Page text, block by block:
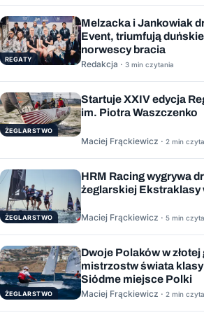
REGATY
Melzacka i Jankowiak
Event, triumfują
norwescy bracia
Redakcja · 3 min czytania
ŻEGLARSTWO
Startuje XXIV edycja
im. Piotra Waszczenko
Maciej Frąckiewicz · 2 min
ŻEGLARSTWO
HRM Racing wygrywa
żeglarskiej Ekstraklasy
Maciej Frąckiewicz · 5 min
ŻEGLARSTWO
Dwoje Polaków w złotej
mistrzostw świata
Siódme miejsce Polki
Maciej Frąckiewicz · 2 min